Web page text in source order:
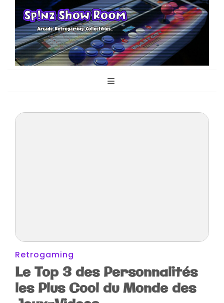
Sp!nz Show
Room
Retrogaming
Le Top 3 des Personnalités
les Plus Cool du Monde des